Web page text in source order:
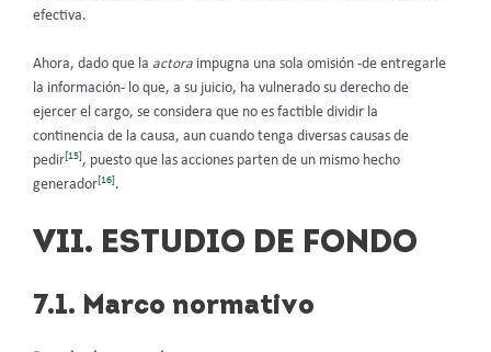
efectiva.
Ahora, dado que la actora impugna una sola omisión -de entregarle
la información- lo que, a su juicio, ha vulnerado su derecho de
ejercer el cargo, se considera que no es factible dividir la
continencia de la causa, aun cuando tenga diversas causas de
pedir[15], puesto que las acciones parten de un mismo hecho
generador[16].
VII. ESTUDIO DE FONDO
7.1. Marco normativo